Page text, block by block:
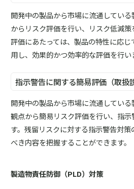
開発中の製品から市場に流通してい
からリスク評価を行い、リスク低減策
評価にあたっては、製品の特性に応
用し、効果的かつ効率的な評価を行い
指示警告に関する簡易評価（取扱
開発中の製品から市場に流通してい
観点から簡易リスク評価を行い、指
す。残留リスクに対する指示警告対
べき内容を把握することができます。
製造物責任防御（PLD）対策